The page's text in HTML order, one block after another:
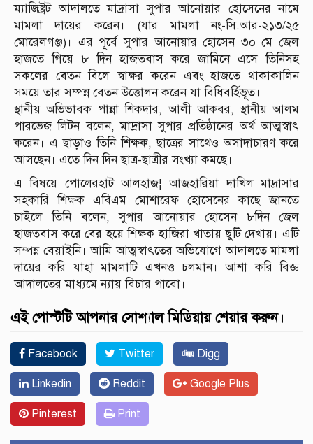
ম্যাজিষ্ট্রট আদালতে মাদ্রাসা সুপার আনোয়ার হোসেনের নামে
মামলা দায়ের করেন। (যার মামলা নং-সি.আর-২১৩/২৫
মোরেলগঞ্জ)। এর পূর্বে সুপার আনোয়ার হোসেন ৩০ মে জেল
হাজতে গিয়ে ৮ দিন হাজতবাস করে জামিনে এসে তিনিসহ
সকলের বেতন বিলে স্বাক্ষর করেন এবং হাজতে থাকাকালিন
সময়ে তার সম্পন্ন বেতন উত্তোলন করেন যা বিধিবর্হিভূত।
স্থানীয় অভিভাবক পান্না শিকদার, আলী আকবর, স্থানীয় আলম
পারভেজ লিটন বলেন, মাদ্রাসা সুপার প্রতিষ্ঠানের অর্থ আত্মস্বাৎ
করেন। এ ছাড়াও তিনি শিক্ষক, ছাত্রের সাথেও অসাদাচারণ করে
আসছেন। এতে দিন দিন ছাত্র-ছাত্রীর সংখ্যা কমছে।
এ বিষয়ে পোলেরহাট আলহাজ¦ আজহারিয়া দাখিল মাদ্রাসার
সহকারি শিক্ষক এবিএম মোশারেফ হোসেনের কাছে জানতে
চাইলে তিনি বলেন, সুপার আনোয়ার হোসেন ৮দিন জেল
হাজতবাস করে বের হয়ে শিক্ষক হাজিরা খাতায় ছুটি দেখায়। এটি
সম্পন্ন বেয়াইনি। আমি আত্মস্বাৎতের অভিযোগে আদালতে মামলা
দায়ের করি যাহা মামলাটি এখনও চলমান। আশা করি বিজ্ঞ
আদালতের মাধ্যমে ন্যায় বিচার পাবো।
এই পোস্টটি আপনার সোশ্যাল মিডিয়ায় শেয়ার করুন।
Facebook Twitter Digg
Linkedin Reddit Google Plus
Pinterest Print